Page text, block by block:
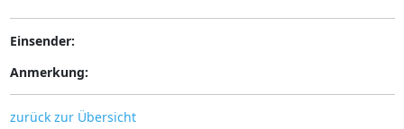
Einsender:
Anmerkung:
zurück zur Übersicht